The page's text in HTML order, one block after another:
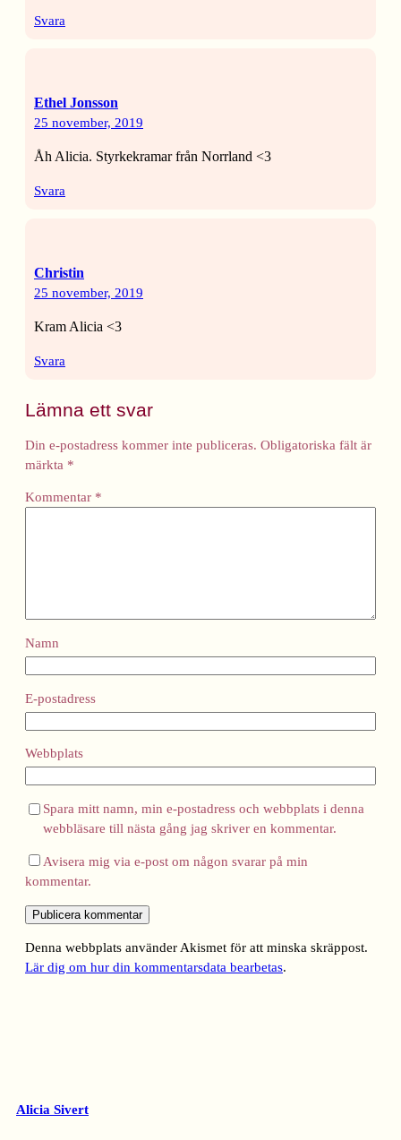
Svara
Ethel Jonsson
25 november, 2019
Åh Alicia. Styrkekramar från Norrland <3
Svara
Christin
25 november, 2019
Kram Alicia <3
Svara
Lämna ett svar
Din e-postadress kommer inte publiceras. Obligatoriska fält är
märkta *
Kommentar *
Namn
E-postadress
Webbplats
Spara mitt namn, min e-postadress och webbplats i denna
webbläsare till nästa gång jag skriver en kommentar.
Avisera mig via e-post om någon svarar på min
kommentar.
Denna webbplats använder Akismet för att minska skräppost.
Lär dig om hur din kommentarsdata bearbetas.
Alicia Sivert